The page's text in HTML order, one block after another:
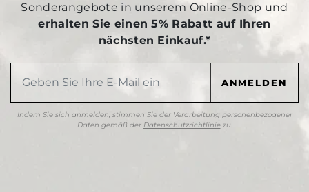
Sonderangebote in unserem Online-Shop und
erhalten Sie einen 5% Rabatt auf Ihren
nächsten Einkauf.*
Indem Sie sich anmelden, stimmen Sie der Verarbeitung personenbezogener
Daten gemäß der Datenschutzrichtliniezu.